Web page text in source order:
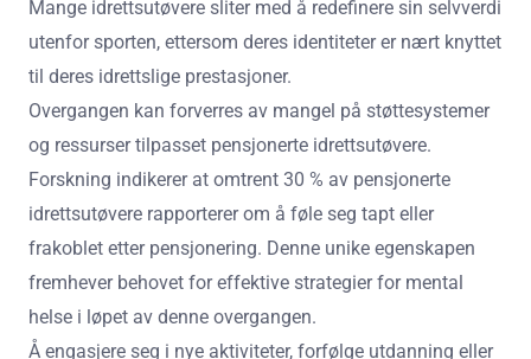
Mange idrettsutøvere sliter med å redefinere sin selvverdi
utenfor sporten, ettersom deres identiteter er nært knyttet
til deres idrettslige prestasjoner.
Overgangen kan forverres av mangel på støttesystemer
og ressurser tilpasset pensjonerte idrettsutøvere.
Forskning indikerer at omtrent 30 % av pensjonerte
idrettsutøvere rapporterer om å føle seg tapt eller
frakoblet etter pensjonering. Denne unike egenskapen
fremhever behovet for effektive strategier for mental
helse i løpet av denne overgangen.
Å engasjere seg i nye aktiviteter, forfølge utdanning eller